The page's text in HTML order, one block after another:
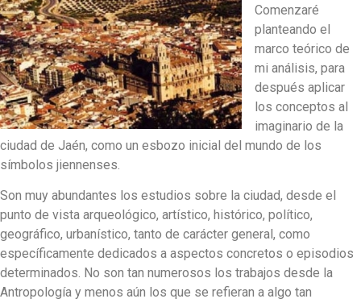
Comenzaré
planteando el
marco teórico de
mi análisis, para
después aplicar
los conceptos al
imaginario de la
ciudad de Jaén, como un esbozo inicial del mundo de los
símbolos jiennenses.
Son muy abundantes los estudios sobre la ciudad, desde el
punto de vista arqueológico, artístico, histórico, político,
geográfico, urbanístico, tanto de carácter general, como
específicamente dedicados a aspectos concretos o episodios
determinados. No son tan numerosos los trabajos desde la
Antropología y menos aún los que se refieran a algo tan